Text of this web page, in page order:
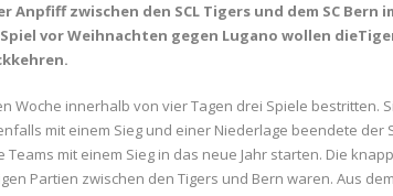
zwischen den SCL Tigers und dem SC Bern im
vor Weihnachten gegen Lugano wollen
Woche innerhalb von vier Tagen drei Spiele bestritten.
mit einem Sieg und einer Niederlage beendete der
mit einem Sieg in das neue Jahr starten. Die
Partien zwischen den Tigers und Bern waren. Aus